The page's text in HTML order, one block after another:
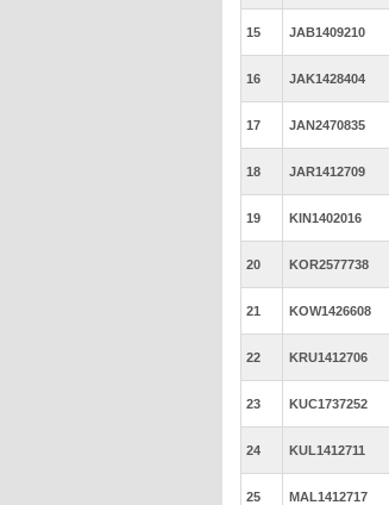
15 JAB1409210
16 JAK1428404
17 JAN2470835
18 JAR1412709
19 KIN1402016
20 KOR2577738
21 KOW1426608
22 KRU1412706
23 KUC1737252
24 KUL1412711
25 MAL1412717